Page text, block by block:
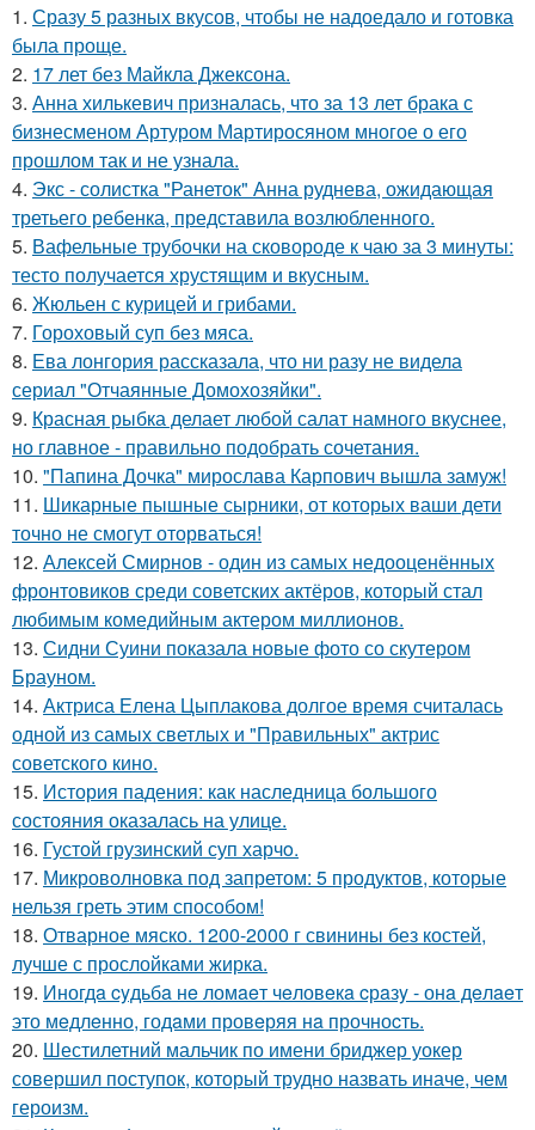
1. Сразу 5 разных вкусов, чтобы не надоедало и готовка
была проще.
2. 17 лет без Майкла Джексона.
3. Анна хилькевич призналась, что за 13 лет брака с
бизнесменом Артуром Мартиросяном многое о его
прошлом так и не узнала.
4. Экс - солистка "Ранеток" Анна руднева, ожидающая
третьего ребенка, представила возлюбленного.
5. Вафельные трубочки на сковороде к чаю за 3 минуты:
тесто получается хрустящим и вкусным.
6. Жюльен с курицей и грибами.
7. Гороховый суп без мяса.
8. Ева лонгория рассказала, что ни разу не видела
сериал "Отчаянные Домохозяйки".
9. Красная рыбка делает любой салат намного вкуснее,
но главное - правильно подобрать сочетания.
10. "Папина Дочка" мирослава Карпович вышла замуж!
11. Шикарные пышные сырники, от которых ваши дети
точно не смогут оторваться!
12. Алексей Смирнов - один из самых недооценённых
фронтовиков среди советских актёров, который стал
любимым комедийным актером миллионов.
13. Сидни Суини показала новые фото со скутером
Брауном.
14. Актриса Елена Цыплакова долгое время считалась
одной из самых светлых и "Правильных" актрис
советского кино.
15. История падения: как наследница большого
состояния оказалась на улице.
16. Густой грузинский суп харчo.
17. Микроволновка под запретом: 5 продуктов, которые
нельзя греть этим способом!
18. Отварное мяско. 1200-2000 г свинины без костей,
лучше с прослойками жирка.
19. Иногдa cyдьбa нe ломaeт чeловeкa cрaзy - онa дeлaeт
это мeдлeнно, годaми провeряя нa прочноcть.
20. Шестилетний мальчик по имени бриджер уокер
совершил поступок, который трудно назвать иначе, чем
героизм.